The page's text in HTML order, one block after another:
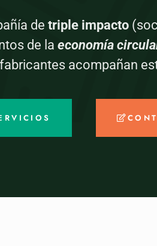
de triple impacto
de la economía
acompañan